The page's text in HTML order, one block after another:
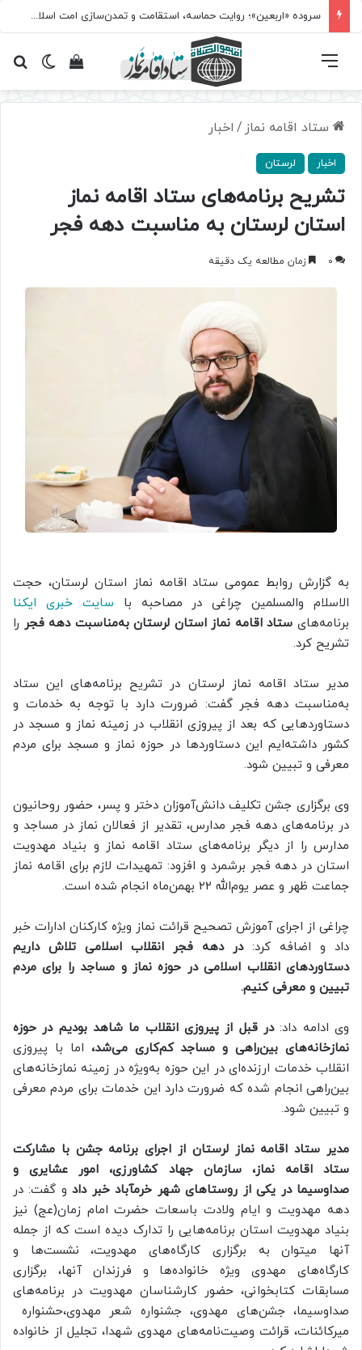
سروده‌ «اربعین»؛ روایت حماسه، استقامت و تمدن‌سازی امت اسلامی
تغییرمشاهده فهرست
ستاد اقامه نماز / اخبار
اخبار لرستان
تشریح برنامه‌های ستاد اقامه نماز
استان لرستان به‌ مناسبت دهه فجر
0 زمان مطالعه یک دقیقه
به گزارش روابط عمومی ستاد اقامه نماز استان لرستان، حجت
الاسلام والمسلمین چراغی در مصاحبه با سایت خبری ایکنا
برنامه‌های ستاد اقامه نماز استان لرستان به‌مناسبت دهه فجر را
تشریح کرد.
مدیر ستاد اقامه نماز لرستان در تشریح برنامه‌های این ستاد
به‌مناسبت دهه فجر گفت: ضرورت دارد با توجه به خدمات و
دستاوردهایی که بعد از پیروزی انقلاب در زمینه نماز و مسجد در
کشور داشته‌ایم این دستاوردها در حوزه نماز و مسجد برای مردم
معرفی و تبیین شود.
وی برگزاری جشن‌ تکلیف دانش‌آموزان دختر و پسر، حضور روحانیون
در برنامه‌های دهه فجر مدارس، تقدیر از فعالان نماز در مساجد و
مدارس را از دیگر برنامه‌های ستاد اقامه نماز و بنیاد مهدویت
استان در دهه فجر برشمرد و افزود: تمهیدات لازم برای اقامه نماز
جماعت ظهر و عصر یوم‌الله ۲۲ بهمن‌ماه انجام شده است.
چراغی از اجرای آموزش تصحیح قرائت نماز ویژه کارکنان ادارات خبر
داد و اضافه کرد: در دهه فجر انقلاب اسلامی تلاش داریم
دستاوردهای انقلاب اسلامی در حوزه نماز و مساجد را برای مردم
تبیین و معرفی کنیم.
وی ادامه داد:در قبل از پیروزی انقلاب ما شاهد بودیم در حوزه
نمازخانه‌های بین‌راهی و مساجد کم‌کاری می‌‏شد، اما با پیروزی
انقلاب خدمات ارزنده‌ای در این حوزه به‌ویژه در زمینه نمازخانه‌های
بین‌راهی انجام شده که ضرورت دارد این خدمات برای مردم معرفی
و تبیین شود.
مدیر ستاد اقامه نماز لرستان از اجرای برنامه جشن با مشارکت
ستاد اقامه نماز، سازمان جهاد کشاورزی، امور عشایری و
صدا‌وسیما در یکی از روستاهای شهر خرم‎آباد خبر داد
و گفت: در
دهه مهدویت و ایام ولادت باسعات حضرت امام زمان(عج) نیز
بنیاد مهدویت استان برنامه‌هایی را تدارک دیده است که از جمله
آنها می‎توان به برگزاری کارگاه‌های مهدویت، نشست‌ها و
کارگاه‌های مهدوی ویژه خانواده‌ها و فرزندان آنها، برگزاری
مسابقات کتابخوانی، حضور کارشناسان مهدویت در برنامه‌های
صدا‌وسیما، جشن‌های مهدوی، جشنواره شعر مهدوی،حشنواره
میرکائنات، قرائت وصیت‌نامه‌های مهدوی شهدا، تجلیل از خانواده